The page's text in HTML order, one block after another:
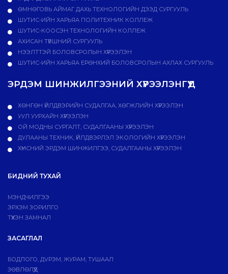
ӨМНӨГОВЬ АЙМАГ ДАХЬ ТЕХНОЛОГИЙН ДЭЭД СУРГУУЛЬ
ШУТИС-ИЙН ХАРЬЯА ПОЛИТЕХНИК КОЛЛЕЖ
ШУТИС-КООСЭН ТЕХНОЛОГИЙН КОЛЛЕЖ
АХИСАН ТҮВШНИЙ СУРГУУЛЬ
НЭЭЛТТЭЙ БОЛОВСРОЛЫН ХҮРЭЭЛЭН
ШУТИС-ИЙН ХАРЬЯА ЕРӨНХИЙ БОЛОВСРОЛЫН АХЛАХ СУРГУУЛЬ
ЭРДЭМ ШИНЖИЛГЭЭНИЙ ХҮРЭЭЛЭНГҮҮД
ХӨНГӨН ҮЙЛДВЭРИЙН СУДАЛГАА, ХӨГЖЛИЙН ХҮРЭЭЛЭН
УУЛ УУРХАЙН ХҮРЭЭЛЭН
ОЙ МОДНЫ СУРГАЛТ, СУДАЛГААНЫ ХҮРЭЭЛЭН
ДУЛААНЫ ТЕХНИК, ҮЙЛДВЭРЛЭЛ ЭКОЛОГИЙН ХҮРЭЭЛЭН
ХҮНСНИЙ ЭРДЭМ ШИНЖИЛГЭЭ, СУДАЛГААНЫ ХҮРЭЭЛЭН
БИДНИЙ ТУХАЙ
МЭНДЧИЛГЭЭ
ЭРХЭМ ЗОРИЛГО
ТҮҮХЭН ЗАМНАЛ
ЗАСАГЛАЛ
БОДЛОГО, ДVРЭМ, ЖУРАМ, ТУШААЛ
ЗӨВЛӨЛҮҮД